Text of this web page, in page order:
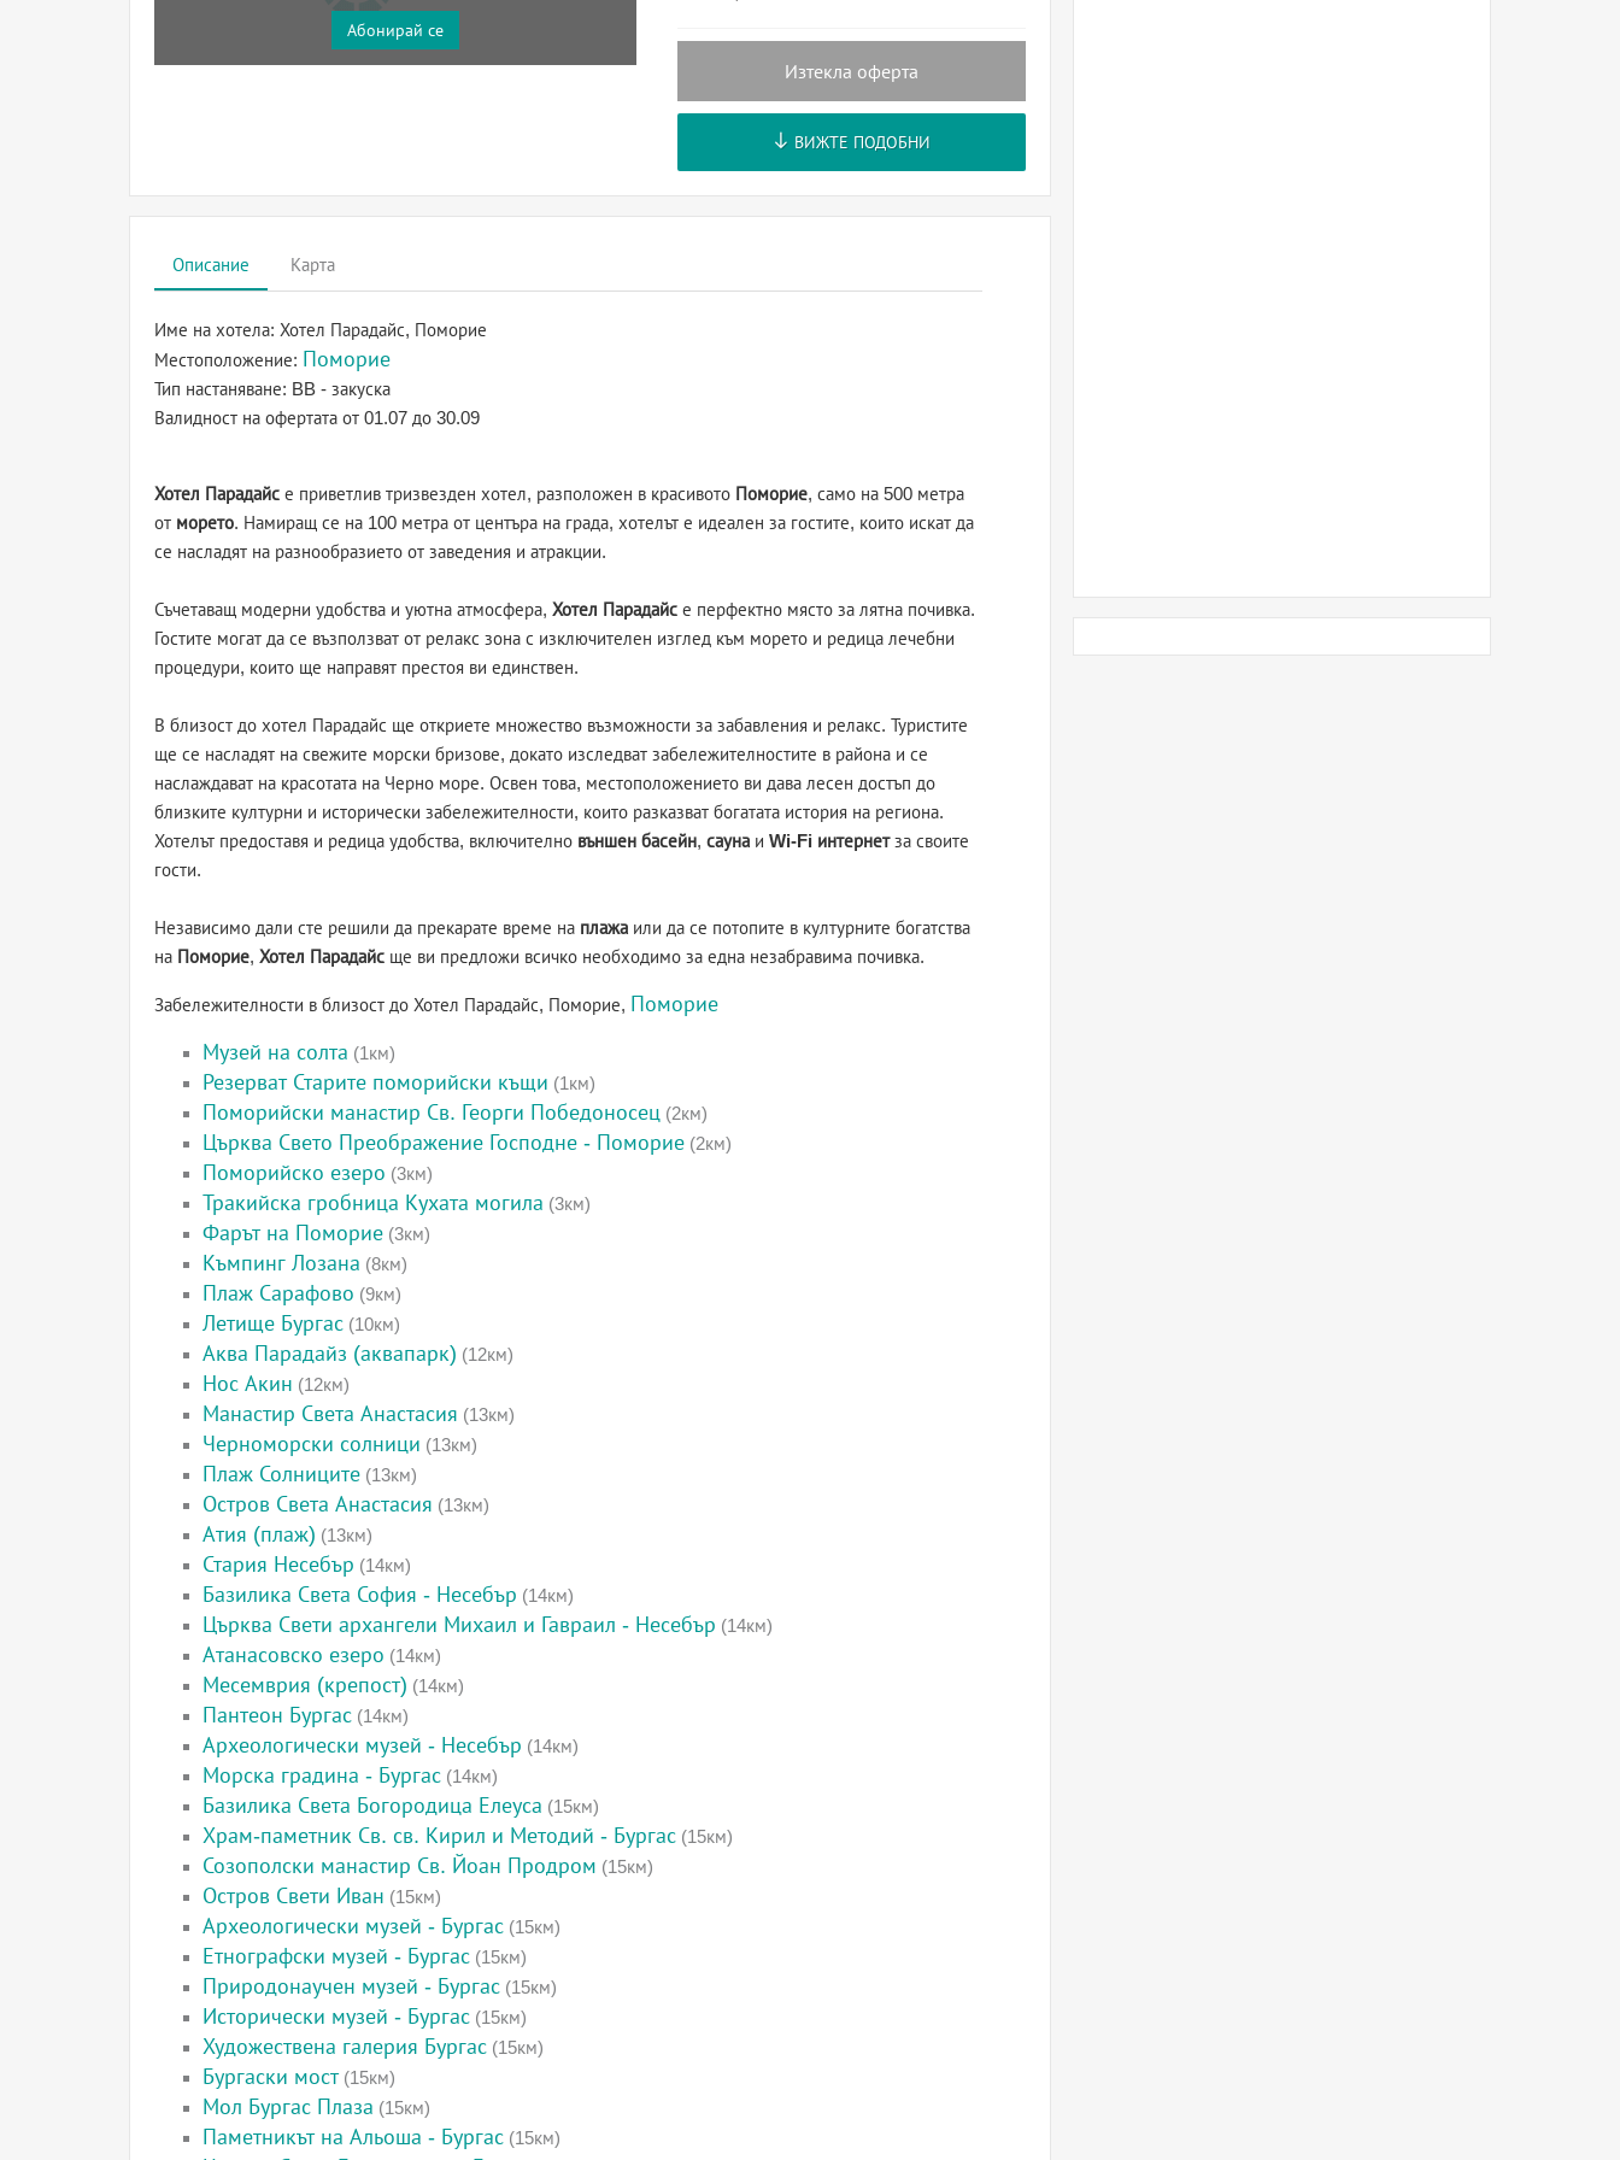
Абонирай се
Изтекла оферта
ВИЖТЕ ПОДОБНИ
Описание Карта
Име на хотела: Хотел Парадайс, Поморие
Местоположение: Поморие
Тип настаняване: BB - закуска
Валидност на офертата от 01.07 до 30.09
Хотел Парадайс е приветлив тризвезден хотел, разположен в красивото Поморие, само на 500 метра
от морето. Намиращ се на 100 метра от центъра на града, хотелът е идеален за гостите, които искат да
се насладят на разнообразието от заведения и атракции.
Съчетаващ модерни удобства и уютна атмосфера, Хотел Парадайс е перфектно място за лятна почивка.
Гостите могат да се възползват от релакс зона с изключителен изглед към морето и редица лечебни
процедури, които ще направят престоя ви единствен.
В близост до хотел Парадайс ще откриете множество възможности за забавления и релакс. Туристите
ще се насладят на свежите морски бризове, докато изследват забележителностите в района и се
наслаждават на красотата на Черно море. Освен това, местоположението ви дава лесен достъп до
близките културни и исторически забележителности, които разказват богатата история на региона.
Хотелът предоставя и редица удобства, включително външен басейн, сауна и Wi-Fi интернетза своите
гости.
Независимо дали сте решили да прекарате време на плажа или да се потопите в културните богатства
на Поморие, Хотел Парадайс ще ви предложи всичко необходимо за една незабравима почивка.
Забележителности в близост до Хотел Парадайс, Поморие, Поморие
Музей на солта (1км)
Резерват Старите поморийски къщи (1км)
Поморийски манастир Св. Георги Победоносец (2км)
Църква Свето Преображение Господне - Поморие (2км)
Поморийско езеро (3км)
Тракийска гробница Кухата могила (3км)
Фарът на Поморие (3км)
Къмпинг Лозана (8км)
Плаж Сарафово (9км)
Летище Бургас (10км)
Аква Парадайз (аквапарк) (12км)
Нос Акин (12км)
Манастир Света Анастасия (13км)
Черноморски солници (13км)
Плаж Солниците (13км)
Остров Света Анастасия (13км)
Атия (плаж) (13км)
Стария Несебър (14км)
Базилика Света София - Несебър (14км)
Църква Свети архангели Михаил и Гавраил - Несебър (14км)
Атанасовско езеро (14км)
Месемврия (крепост) (14км)
Пантеон Бургас (14км)
Археологически музей - Несебър (14км)
Морска градина - Бургас (14км)
Базилика Света Богородица Елеуса (15км)
Храм-паметник Св. св. Кирил и Методий - Бургас (15км)
Созополски манастир Св. Йоан Продром (15км)
Остров Свети Иван (15км)
Археологически музей - Бургас (15км)
Етнографски музей - Бургас (15км)
Природонаучен музей - Бургас (15км)
Исторически музей - Бургас (15км)
Художествена галерия Бургас (15км)
Бургаски мост(15км)
Мол Бургас Плаза (15км)
Паметникът на Альоша - Бургас (15км)